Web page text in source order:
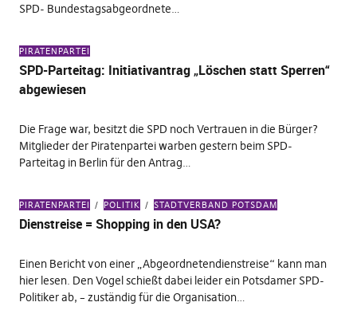
SPD- Bundestagsabgeordnete…
PIRATENPARTEI
SPD-Parteitag: Initiativantrag „Löschen statt Sperren“
abgewiesen
Die Frage war, besitzt die SPD noch Vertrauen in die Bürger?
Mitglieder der Piratenpartei warben gestern beim SPD-
Parteitag in Berlin für den Antrag…
PIRATENPARTEI POLITIK STADTVERBAND POTSDAM
Dienstreise = Shopping in den USA?
Einen Bericht von einer „Abgeordnetendienstreise“ kann man
hier lesen. Den Vogel schießt dabei leider ein Potsdamer SPD-
Politiker ab, – zuständig für die Organisation…